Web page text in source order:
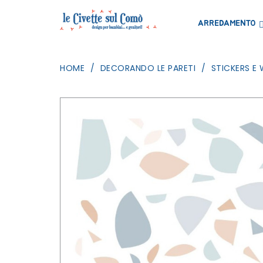
ARREDAMENTO
HOME DECORANDO LE PARETI STICKERS E